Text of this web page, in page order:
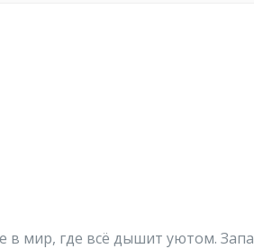
мир, где всё дышит уютом.